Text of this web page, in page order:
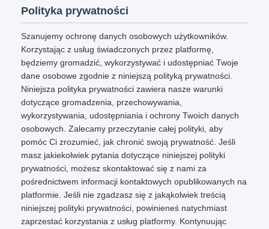
Polityka prywatności
Szanujemy ochronę danych osobowych użytkowników.
Korzystając z usług świadczonych przez platformę,
będziemy gromadzić, wykorzystywać i udostępniać Twoje
dane osobowe zgodnie z niniejszą polityką prywatności.
Niniejsza polityka prywatności zawiera nasze warunki
dotyczące gromadzenia, przechowywania,
wykorzystywania, udostępniania i ochrony Twoich danych
osobowych. Zalecamy przeczytanie całej polityki, aby
pomóc Ci zrozumieć, jak chronić swoją prywatność. Jeśli
masz jakiekolwiek pytania dotyczące niniejszej polityki
prywatności, możesz skontaktować się z nami za
pośrednictwem informacji kontaktowych opublikowanych na
platformie. Jeśli nie zgadzasz się z jakąkolwiek treścią
niniejszej polityki prywatności, powinieneś natychmiast
zaprzestać korzystania z usług platformy. Kontynuując